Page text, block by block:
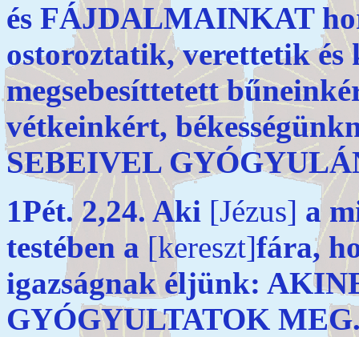
és FÁJDALMAINKAT
ostoroztatik, verettetik
megsebesíttetett
vétkeinkért,
SEBEIVEL
1Pét. 2,24. Aki [Jézus] a
testében a [kereszt]fára,
igazságnak éljünk:
GYÓGYULTATOK